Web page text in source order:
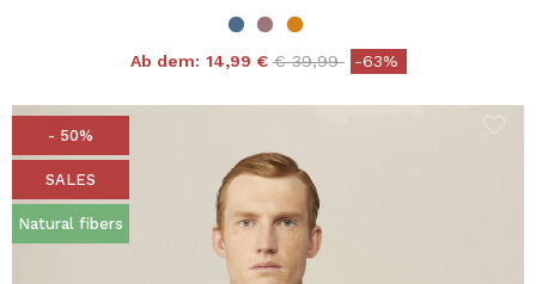
Ab dem: 14,99 € Price reduced from
€ 39,99to-63%
- 50%
SALES
Natural fibers